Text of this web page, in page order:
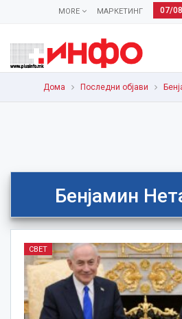
07/
МАРКЕТИНГ
MORE
Дома Последни објави
Бенјамин
СВЕТ